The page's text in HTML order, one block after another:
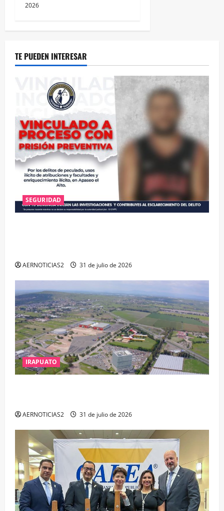
2026
TE PUEDEN INTERESAR
SEGURIDAD
AERNOTICIAS2 31 de julio de 2026
IRAPUATO
AERNOTICIAS2 31 de julio de 2026